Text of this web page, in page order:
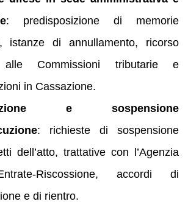
: predisposizione di memorie
istanze di annullamento, ricorso
alle Commissioni tributarie e
in Cassazione.
e sospensione
: richieste di sospensione
dell’atto, trattative con l’Agenzia
Riscossione, accordi di
e di rientro.